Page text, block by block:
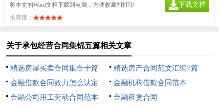
将本文的Word文档下载到电脑，方便收藏和打印
推荐度：
下载文档
关于承包经营合同集锦五篇相关文章
精选房屋买卖合同集合十篇
精选房产合同范文汇编7篇
金融借款合同效力怎么认定
金融机构借款合同范本
金融公司用工劳动合同范本
金融租赁合同